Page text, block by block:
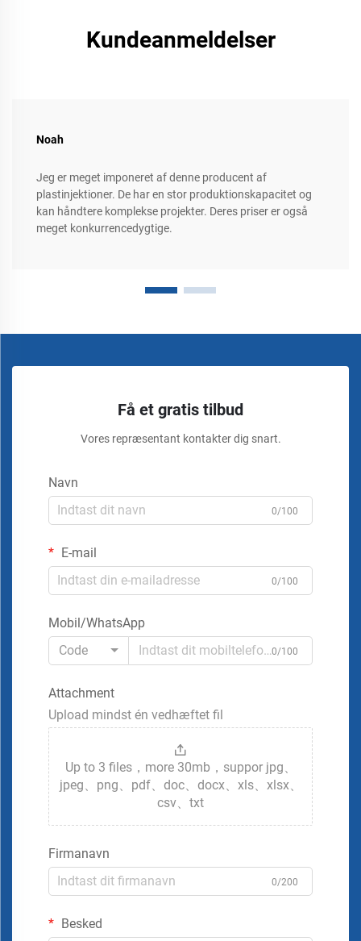
Kundeanmeldelser
Noah
Jeg er meget imponeret af denne producent af
plastinjektioner. De har en stor produktionskapacitet og
kan håndtere komplekse projekter. Deres priser er også
meget konkurrencedygtige.
Få et gratis tilbud
Vores repræsentant kontakter dig snart.
Navn
0/100
E-mail
0/100
Mobil/WhatsApp
Code
0/100
Attachment
Upload mindst én vedhæftet fil
Up to 3 files，more 30mb，suppor jpg、
jpeg、png、pdf、doc、docx、xls、xlsx、
csv、txt
Firmanavn
0/200
Besked